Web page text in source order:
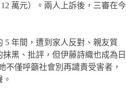
萬元）。兩人上訴後，三審在今
5 年間，遭到家人反對、親友質
黑、批評，但伊藤詩織也成為日
不僅呼籲社會別再譴責受害者，